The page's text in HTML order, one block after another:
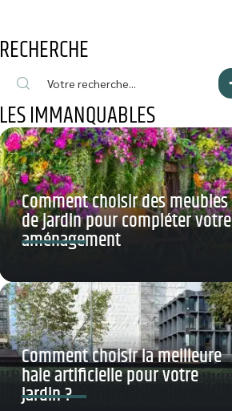
RECHERCHE
LES IMMANQUABLES
Comment choisir des meubles
de jardin pour compléter votre
aménagement
Comment choisir la meilleure
haie artificielle pour votre
jardin ?